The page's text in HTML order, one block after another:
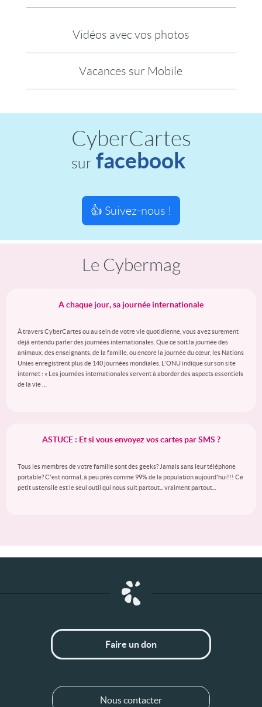
Vidéos avec vos photos
Vacances sur Mobile
CyberCartes
sur facebook
👍 Suivez-nous !
Le Cybermag
A chaque jour, sa journée internationale
À travers CyberCartes ou au sein de votre vie quotidienne, vous avez surement
déjà entendu parler des journées internationales. Que ce soit la journée des
animaux, des enseignants, de la famille, ou encore la journée du cœur, les Nations
Unies enregistrent plus de 140 journées mondiales. L’ONU indique sur son site
internet : « Les journées internationales servent à aborder des aspects essentiels
de la vie …
ASTUCE : Et si vous envoyez vos cartes par SMS ?
Tous les membres de votre famille sont des geeks? Jamais sans leur téléphone
portable? C'est normal, à peu près comme 99% de la population aujourd'hui!!! Ce
petit ustensile est le seul outil qui nous suit partout... vraiment partout...
Faire un don
Nous contacter